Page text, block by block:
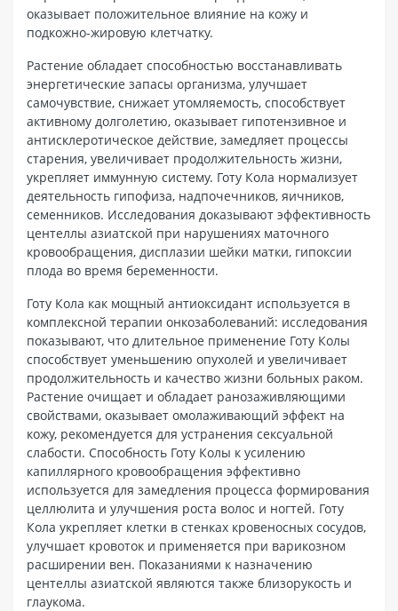
оказывает положительное влияние на кожу и
подкожно-жировую клетчатку.
Растение обладает способностью восстанавливать
энергетические запасы организма, улучшает
самочувствие, снижает утомляемость, способствует
активному долголетию, оказывает гипотензивное и
антисклеротическое действие, замедляет процессы
старения, увеличивает продолжительность жизни,
укрепляет иммунную систему. Готу Кола нормализует
деятельность гипофиза, надпочечников, яичников,
семенников. Исследования доказывают эффективность
центеллы азиатской при нарушениях маточного
кровообращения, дисплазии шейки матки, гипоксии
плода во время беременности.
Готу Кола как мощный антиоксидант используется в
комплексной терапии онкозаболеваний: исследования
показывают, что длительное применение Готу Колы
способствует уменьшению опухолей и увеличивает
продолжительность и качество жизни больных раком.
Растение очищает и обладает ранозаживляющими
свойствами, оказывает омолаживающий эффект на
кожу, рекомендуется для устранения сексуальной
слабости. Способность Готу Колы к усилению
капиллярного кровообращения эффективно
используется для замедления процесса формирования
целлюлита и улучшения роста волос и ногтей. Готу
Кола укрепляет клетки в стенках кровеносных сосудов,
улучшает кровоток и применяется при варикозном
расширении вен. Показаниями к назначению
центеллы азиатской являются также близорукость и
глаукома.